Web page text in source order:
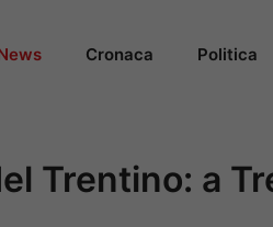
Cronaca Politica
Trentino: a